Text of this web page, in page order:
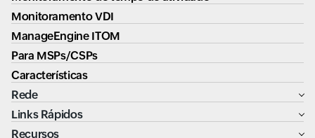
Monitoramento VDI
ManageEngine ITOM
Para MSPs/CSPs
Características
Rede
Links Rápidos
Recursos